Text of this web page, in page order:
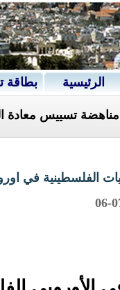
الرئيسية بطاقة
تسييس معادة
الفلسطينية في